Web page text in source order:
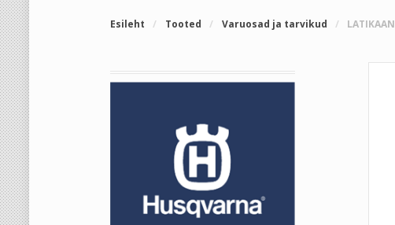
Esileht / Tooted / Varuosad ja tarvikud /